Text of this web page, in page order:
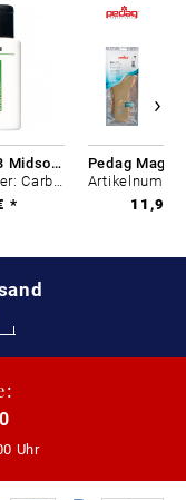
CARBON LAB Midsole Cleaner
Artikelnummer: Carbon-0
*
11,99
Uhr